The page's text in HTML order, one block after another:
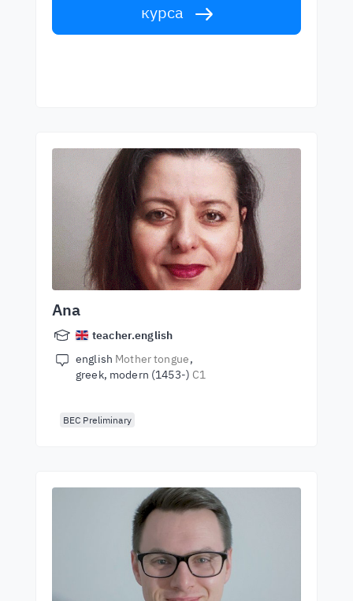
курса
Ana
teacher.english
english Mother tongue
greek, modern (1453-) C1
BEC Preliminary